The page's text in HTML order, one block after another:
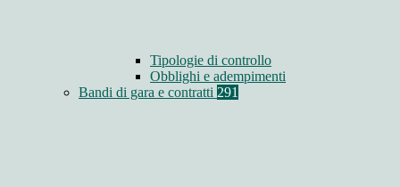
Tipologie di controllo
Obblighi e adempimenti
Bandi di gara e contratti 291